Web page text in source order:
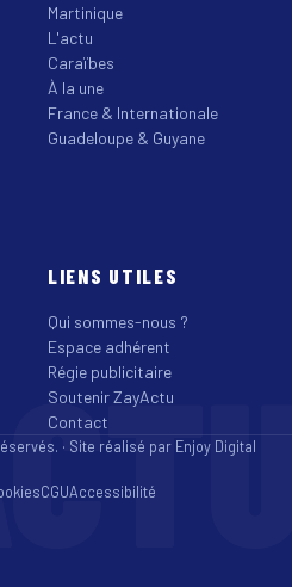
Martinique
L'actu
Caraïbes
À la une
France & Internationale
Guadeloupe & Guyane
LIENS UTILES
Qui sommes-nous ?
Espace adhérent
Régie publicitaire
Soutenir ZayActu
Contact
· Site réalisé par Enjoy Digital
CGUAccessibilité